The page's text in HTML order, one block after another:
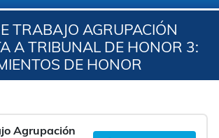
TRABAJO AGRUPACIÓN
A TRIBUNAL DE HONOR 3:
DE HONOR
Agrupación